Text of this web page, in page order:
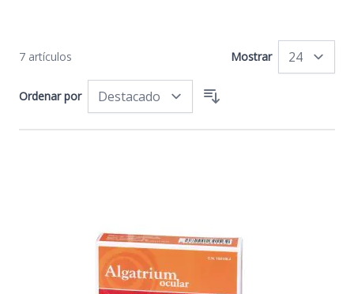
Ordenar por
7 artículos Mostrar